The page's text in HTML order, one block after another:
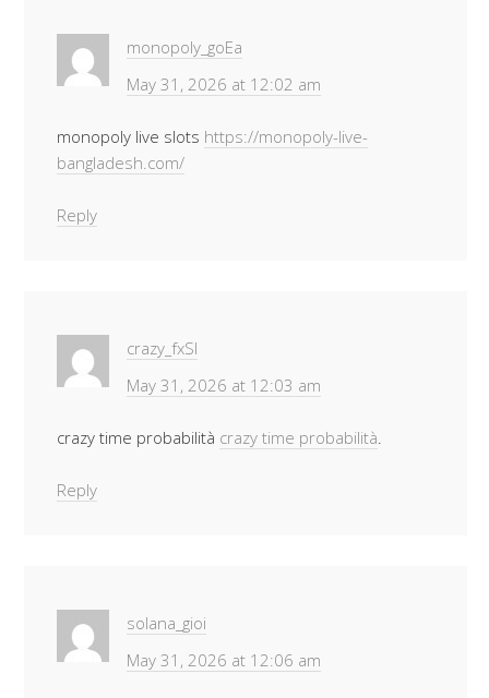
monopoly_goEa
May 31, 2026 at 12:02 am
monopoly live slots https://monopoly-live-
bangladesh.com/
Reply
crazy_fxSl
May 31, 2026 at 12:03 am
crazy time probabilità crazy time probabilità
Reply
solana_gioi
May 31, 2026 at 12:06 am